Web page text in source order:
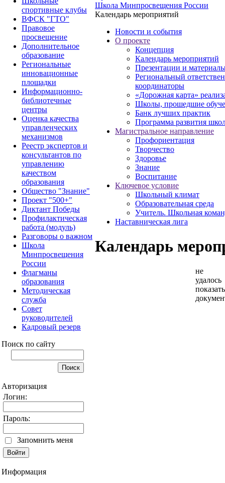
спортивные клубы
ВФСК "ГТО"
Правовое
просвещение
Дополнительное
образование
Региональные
инновационные
площадки
Информационно-
библиотечные
центры
Оценка качества
управленческих
механизмов
Реестр экспертов и
консультантов по
управлению
качеством
образования
Общество "Знание"
Проект "500+"
Диктант Победы
Профилактическая
работа (модуль)
Разговоры о важном
Школа
Минпросвещения
России
Флагманы
образования
Методическая
служба
Совет
руководителей
Кадровый резерв
Поиск по сайту
Авторизация
Логин:
Пароль:
Запомнить меня
Информация
Школа Минпросвещения России
Календарь мероприятий
Новости и события
О проекте
Концепция
Календарь мероприятий
Презентации и
Региональный
координаторы
«Дорожная карта»
Школы, прошедшие
Банк лучших практик
Программа развития
Магистральное направление
Профориентация
Творчество
Здоровье
Знание
Воспитание
Ключевое условие
Школьный климат
Образовательная среда
Учитель. Школьная
Наставническая лига
Календарь
не
удалось
показать